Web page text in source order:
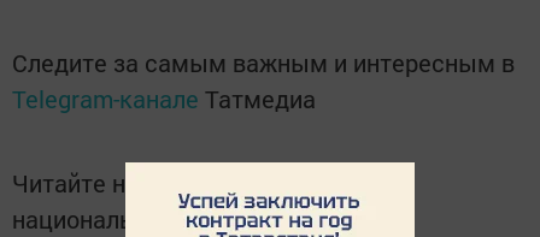
Следите за самым важным и интересным в
Telegram-канале Татмедиа
Читайте новости Татарстана в
национальном мессенджере MАХ: